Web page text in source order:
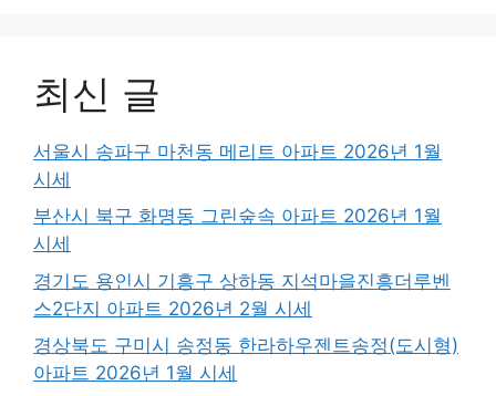
최신 글
서울시 송파구 마천동 메리트 아파트 2026년 1월
시세
부산시 북구 화명동 그린숲속 아파트 2026년 1월
시세
경기도 용인시 기흥구 상하동 지석마을진흥더루벤
스2단지 아파트 2026년 2월 시세
경상북도 구미시 송정동 한라하우젠트송정(도시형)
아파트 2026년 1월 시세